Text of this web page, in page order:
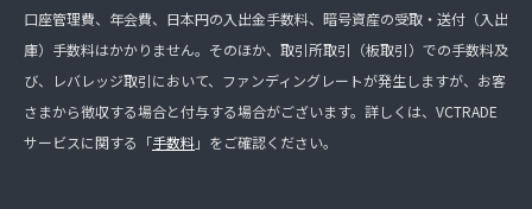
口座管理費、年会費、日本円の入出金手数料、暗号資産の受取・送付（入出
庫）手数料はかかりません。そのほか、取引所取引（板取引）での手数料及
び、レバレッジ取引において、ファンディングレートが発生しますが、お客
さまから徴収する場合と付与する場合がございます。詳しくは、VCTRADE
サービスに関する「手数料」をご確認ください。